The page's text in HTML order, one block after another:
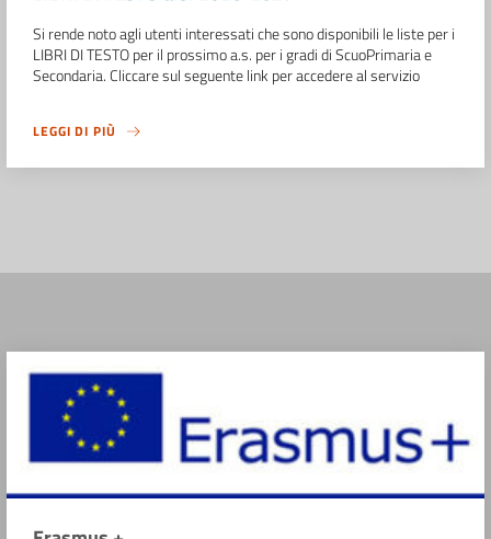
Si rende noto agli utenti interessati che sono disponibili le liste per i
LIBRI DI TESTO per il prossimo a.s. per i gradi di ScuoPrimaria e
Secondaria. Cliccare sul seguente link per accedere al servizio
LEGGI DI PIÙ